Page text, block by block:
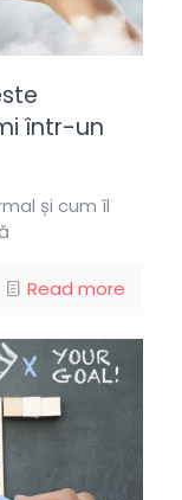
într-un
și cum îl
Read more